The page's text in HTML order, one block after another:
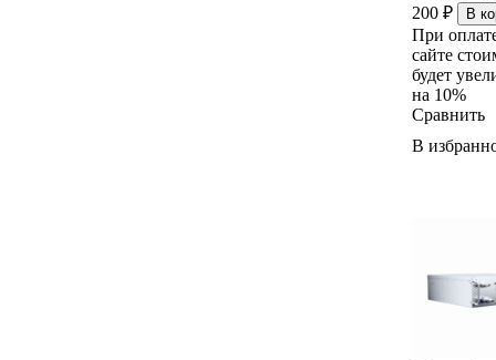
200 ₽ В
При
сайте
будет
на 10%
Сравнить
В